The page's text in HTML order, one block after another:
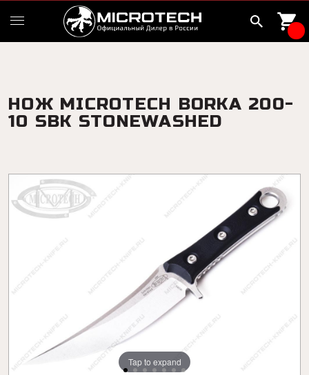
НОЖ MICROTECH BORKA 200-
10 SBK STONEWASHED
Tap to expand
Tap to expand
Tap to expand
Tap to expand
Tap to expand
Tap to expand
Tap to expand